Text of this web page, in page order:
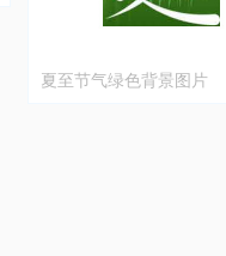
夏至节气绿色背景图片